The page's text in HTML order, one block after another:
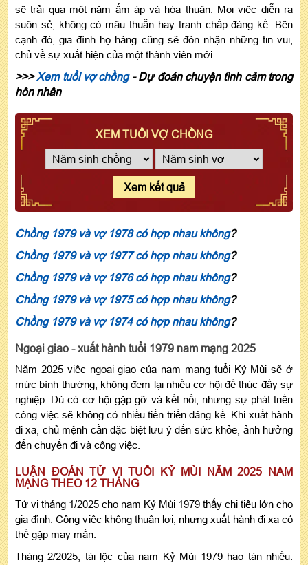
sẽ trải qua một năm ấm áp và hòa thuận. Mọi việc diễn ra
suôn sẻ, không có mâu thuẫn hay tranh chấp đáng kể. Bên
cạnh đó, gia đình họ hàng cũng sẽ đón nhận những tin vui,
chủ về sự xuất hiện của một thành viên mới.
>>>Xem tuổi vợ chồng- Dự đoán chuyện tình cảm trong
hôn nhân
XEM TUỔI VỢ CHỒNG
Xem kết quả
Chồng 1979 và vợ 1978 có hợp nhau không?
Chồng 1979 và vợ 1977 có hợp nhau không?
Chồng 1979 và vợ 1976 có hợp nhau không?
Chồng 1979 và vợ 1975 có hợp nhau không?
Chồng 1979 và vợ 1974 có hợp nhau không?
Ngoại giao - xuất hành tuổi 1979 nam mạng 2025
Năm 2025 việc ngoại giao của nam mạng tuổi Kỷ Mùi sẽ ở
mức bình thường, không đem lại nhiều cơ hội để thúc đẩy sự
nghiệp. Dù có cơ hội gặp gỡ và kết nối, nhưng sự phát triển
công việc sẽ không có nhiều tiến triển đáng kể. Khi xuất hành
đi xa, chủ mệnh cần đặc biệt lưu ý đến sức khỏe, ảnh hưởng
đến chuyến đi và công việc.
LUẬN ĐOÁN TỬ VI TUỔI KỶ MÙI NĂM 2025 NAM
MẠNG THEO 12 THÁNG
Tử vi tháng 1/2025 cho nam Kỷ Mùi 1979 thấy chi tiêu lớn cho
gia đình. Công việc không thuận lợi, nhưng xuất hành đi xa có
thể gặp may mắn.
Tháng 2/2025, tài lộc của nam Kỷ Mùi 1979 hao tán nhiều.